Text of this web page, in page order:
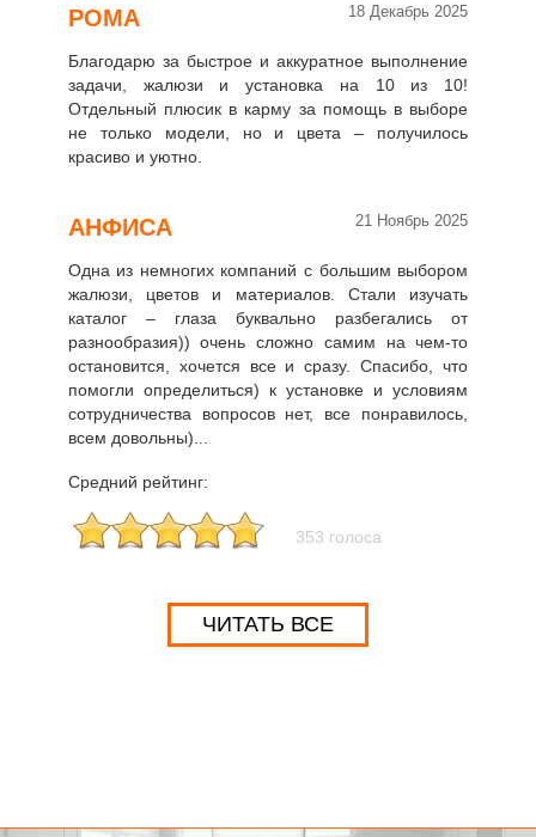
РОМА 18 Декабрь 2025
Благодарю за быстрое и аккуратное выполнение
задачи, жалюзи и установка на 10 из 10!
Отдельный плюсик в карму за помощь в выборе
не только модели, но и цвета – получилось
красиво и уютно.
АНФИСА 21 Ноябрь 2025
Одна из немногих компаний с большим выбором
жалюзи, цветов и материалов. Стали изучать
каталог – глаза буквально разбегались от
разнообразия)) очень сложно самим на чем-то
остановится, хочется все и сразу. Спасибо, что
помогли определиться) к установке и условиям
сотрудничества вопросов нет, все понравилось,
всем довольны)...
Средний рейтинг:
353 голоса
ЧИТАТЬ ВСЕ